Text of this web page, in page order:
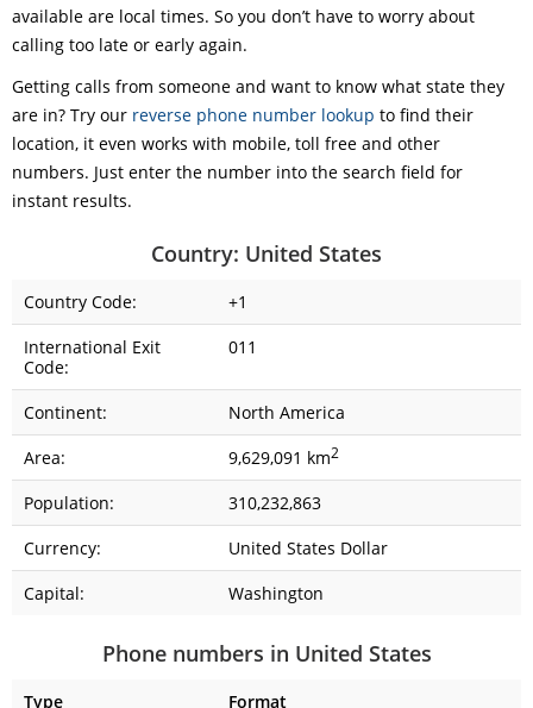
available are local times. So you don’t have to worry about
calling too late or early again.
Getting calls from someone and want to know what state they
are in? Try our reverse phone number lookup to find their
location, it even works with mobile, toll free and other
numbers. Just enter the number into the search field for
instant results.
Country: United States
Country Code:
+1
International Exit
Code:
011
Continent:
North America
Area:
9,629,091 km2
Population:
310,232,863
Currency:
United States Dollar
Capital:
Washington
Phone numbers in United States
Type Format